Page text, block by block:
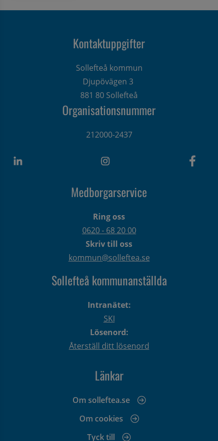
Kontaktuppgifter
Sollefteå kommun
Djupövägen 3
881 80 Sollefteå
Organisationsnummer
212000-2437
Medborgarservice
Ring oss
0620 - 68 20 00
Skriv till oss
kommun@solleftea.se
Sollefteå kommunanställda
Intranätet:
SKI
Lösenord:
Återställ ditt lösenord
Länkar
Om solleftea.se
Om cookies
Tyck till